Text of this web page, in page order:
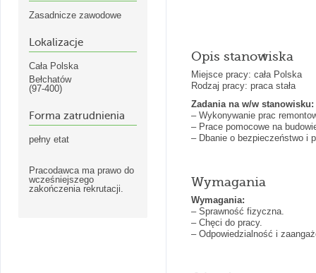
Zasadnicze zawodowe
Lokalizacje
Cała Polska
Bełchatów
(97-400)
Forma zatrudnienia
pełny etat
Pracodawca ma prawo do
wcześniejszego
zakończenia rekrutacji.
Opis stanowiska
Miejsce pracy: cała Polska
Rodzaj pracy: praca stała
Zadania na w/w stanowisku:
– Wykonywanie prac
– Prace pomocowe na
– Dbanie o bezpieczeństwo i
Wymagania
Wymagania:
– Sprawność fizyczna.
– Chęci do pracy.
– Odpowiedzialność i